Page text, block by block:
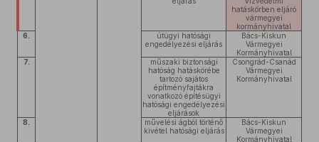
hatáskörben eljáró
vármegyei
kormányhivatal
6.
útügyi hatósági
engedélyezési eljárás
Bács-Kiskun
Vármegyei
Kormányhivatal
7.
műszaki biztonsági
hatóság hatáskörébe
tartozó sajátos
építményfajtákra
vonatkozó építésügyi
hatósági engedélyezési
eljárások
Csongrád-Csanád
Vármegyei
Kormányhivatal
8.
művelési ágból történő
kivétel hatósági eljárás
Bács-Kiskun
Vármegyei
Kormányhivatal